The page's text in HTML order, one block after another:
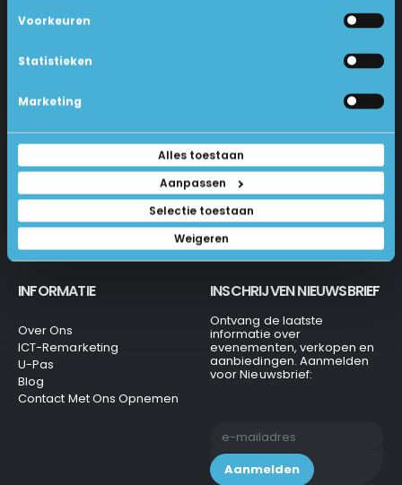
Voorkeuren
Statistieken
Marketing
Alles toestaan
Aanpassen
Selectie toestaan
Weigeren
1231 KH Loosdrecht
035-6284312
info@laptops4all.nl
Veel Gestelde Vragen
Algemene Voorwaarden
Privacy Beleid
INFORMATIE
Over Ons
ICT-Remarketing
U-Pas
Blog
Contact Met Ons Opnemen
INSCHRIJVEN NIEUWSBRIEF
Ontvang de laatste
informatie over
evenementen, verkopen en
aanbiedingen. Aanmelden
voor Nieuwsbrief: